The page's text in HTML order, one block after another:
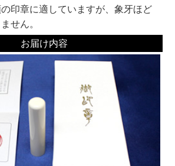
いて■
ちらかになります。（例：安部）
は作家が違います。それぞれ線の太さなどに個性があ
書体は、当社オリジナルの書体です。
ださいね。
、偽造のしにくさや、風格を重視して選ぶとよいでし
書体でおつくりすることも可能です！
印章に適していますが、象牙ほど
せん。
お届け内容